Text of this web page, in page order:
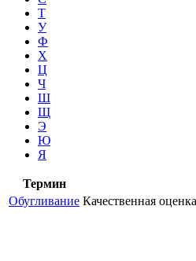
Т
У
Ф
Х
Ц
Ч
Ш
Щ
Э
Ю
Я
Термин
Обугливание Качественная